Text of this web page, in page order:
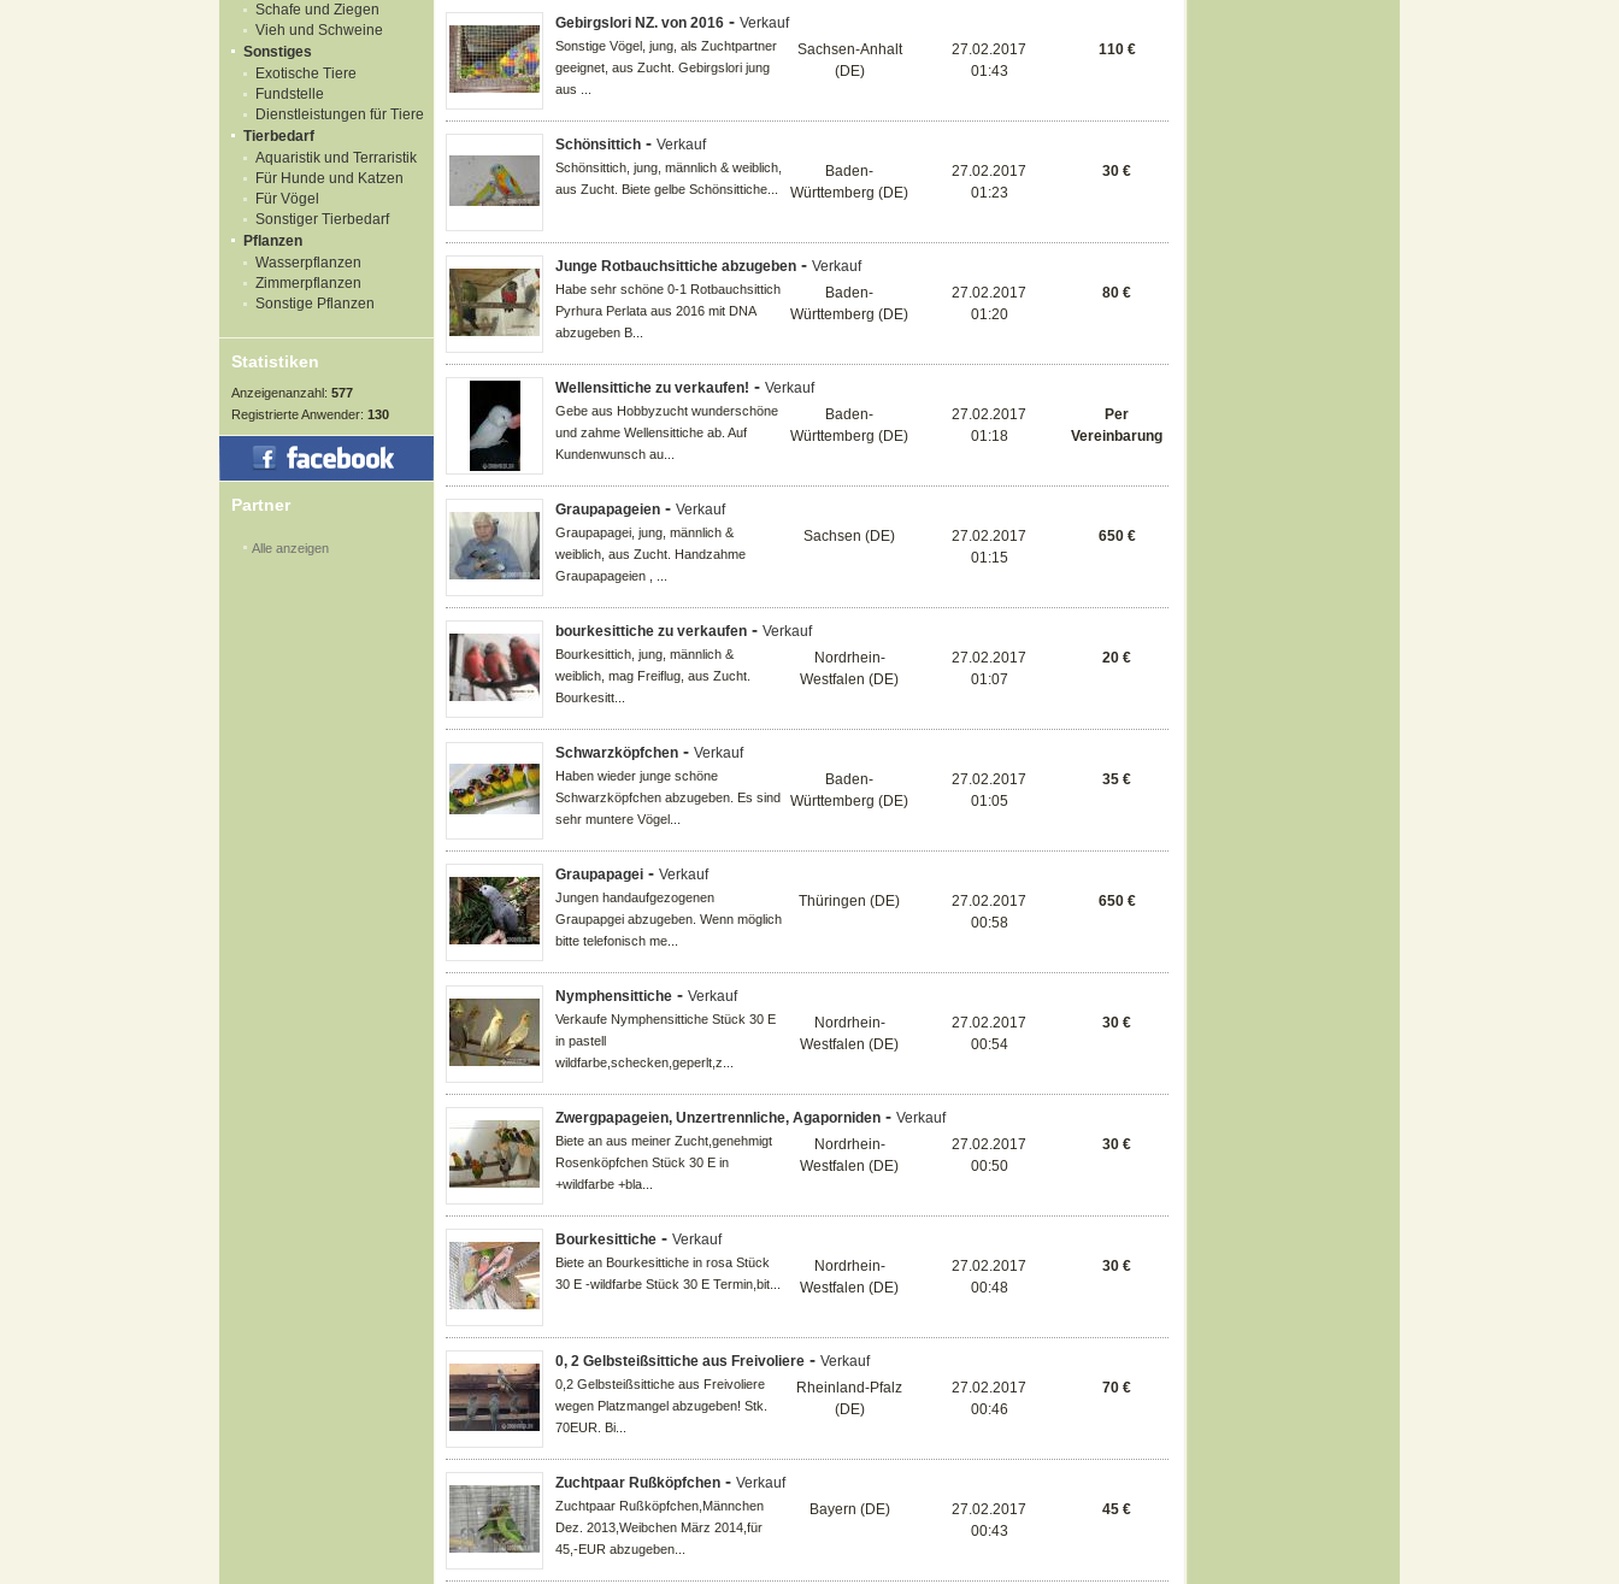
Schafe und Ziegen
Vieh und Schweine
Sonstiges
Exotische Tiere
Fundstelle
Dienstleistungen für Tiere
Tierbedarf
Aquaristik und Terraristik
Für Hunde und Katzen
Für Vögel
Sonstiger Tierbedarf
Pflanzen
Wasserpflanzen
Zimmerpflanzen
Sonstige Pflanzen
Statistiken
Anzeigenanzahl: 577
Registrierte Anwender: 130
Partner
Alle anzeigen
Gebirgslori NZ. von 2016 - Verkauf
Sonstige Vögel, jung, als Zuchtpartner
geeignet, aus Zucht. Gebirgslori jung
aus ...
110 €
27.02.2017
01:43
Sachsen-Anhalt
(DE)
Schönsittich - Verkauf
Schönsittich, jung, männlich & weiblich,
aus Zucht. Biete gelbe Schönsittiche...
30 €
27.02.2017
01:23
Baden-
Württemberg (DE)
Junge Rotbauchsittiche abzugeben - Verkauf
Habe sehr schöne 0-1 Rotbauchsittich
Pyrhura Perlata aus 2016 mit DNA
abzugeben B...
80 €
27.02.2017
01:20
Baden-
Württemberg (DE)
Wellensittiche zu verkaufen! - Verkauf
Gebe aus Hobbyzucht wunderschöne
und zahme Wellensittiche ab. Auf
Kundenwunsch au...
Per
Vereinbarung
27.02.2017
01:18
Baden-
Württemberg (DE)
Graupapageien - Verkauf
Graupapagei, jung, männlich &
weiblich, aus Zucht. Handzahme
Graupapageien , ...
650 €
27.02.2017
01:15
Sachsen (DE)
bourkesittiche zu verkaufen - Verkauf
Bourkesittich, jung, männlich &
weiblich, mag Freiflug, aus Zucht.
Bourkesitt...
20 €
27.02.2017
01:07
Nordrhein-
Westfalen (DE)
Schwarzköpfchen - Verkauf
Haben wieder junge schöne
Schwarzköpfchen abzugeben. Es sind
sehr muntere Vögel...
35 €
27.02.2017
01:05
Baden-
Württemberg (DE)
Graupapagei - Verkauf
Jungen handaufgezogenen
Graupapgei abzugeben. Wenn möglich
bitte telefonisch me...
650 €
27.02.2017
00:58
Thüringen (DE)
Nymphensittiche - Verkauf
Verkaufe Nymphensittiche Stück 30 E
in pastell
wildfarbe,schecken,geperlt,z...
30 €
27.02.2017
00:54
Nordrhein-
Westfalen (DE)
Zwergpapageien, Unzertrennliche, Agaporniden - Verkauf
Biete an aus meiner Zucht,genehmigt
Rosenköpfchen Stück 30 E in
+wildfarbe +bla...
30 €
27.02.2017
00:50
Nordrhein-
Westfalen (DE)
Bourkesittiche - Verkauf
Biete an Bourkesittiche in rosa Stück
30 E -wildfarbe Stück 30 E Termin,bit...
30 €
27.02.2017
00:48
Nordrhein-
Westfalen (DE)
0, 2 Gelbsteißsittiche aus Freivoliere - Verkauf
0,2 Gelbsteißsittiche aus Freivoliere
wegen Platzmangel abzugeben! Stk.
70EUR. Bi...
70 €
27.02.2017
00:46
Rheinland-Pfalz
(DE)
Zuchtpaar Rußköpfchen - Verkauf
Zuchtpaar Rußköpfchen,Männchen
Dez. 2013,Weibchen März 2014,für
45,-EUR abzugeben...
45 €
27.02.2017
00:43
Bayern (DE)